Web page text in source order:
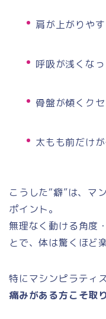
肩が上がりや
呼吸が浅くな
骨盤が傾くク
太もも前だけ
こうした“癖”は、マ
ポイント。
無理なく動ける角度
とで、体は驚くほど
特にマシンピラティス
痛みがある方こそ取